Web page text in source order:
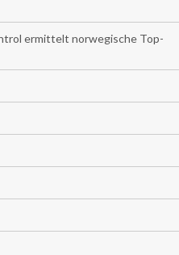
ermittelt norwegische Top-